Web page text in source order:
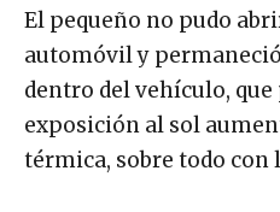
El pequeño no pudo
automóvil y
dentro del vehículo,
exposición al sol
térmica, sobre todo con